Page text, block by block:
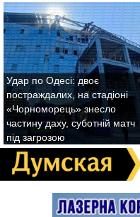
Удар по Одесі: двоє
постраждалих, на стадіоні
«Чорноморець» знесло
частину даху, суботній матч
під загрозою